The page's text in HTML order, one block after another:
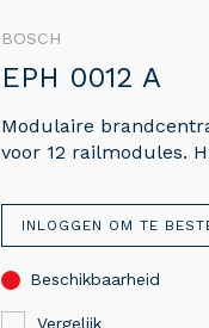
BOSCH
EPH 0012 A
Modulaire
voor 12 railmodules.
INLOGGEN OM TE
Beschikbaarheid
Vergelijk